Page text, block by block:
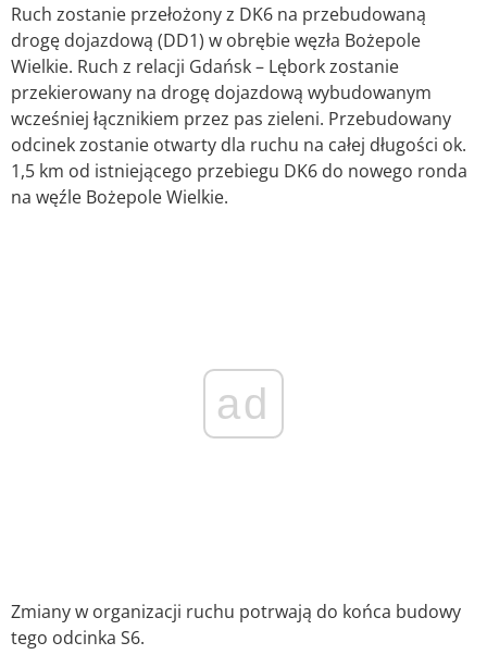
Ruch zostanie przełożony z DK6 na przebudowaną
drogę dojazdową (DD1) w obrębie węzła Bożepole
Wielkie. Ruch z relacji Gdańsk – Lębork zostanie
przekierowany na drogę dojazdową wybudowanym
wcześniej łącznikiem przez pas zieleni. Przebudowany
odcinek zostanie otwarty dla ruchu na całej długości ok.
1,5 km od istniejącego przebiegu DK6 do nowego ronda
na węźle Bożepole Wielkie.
ad
Zmiany w organizacji ruchu potrwają do końca budowy
tego odcinka S6.